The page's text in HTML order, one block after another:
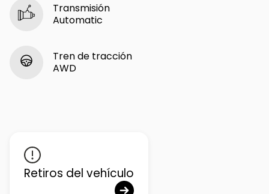
Transmisión
Automatic
Tren de tracción
AWD
Retiros del vehículo